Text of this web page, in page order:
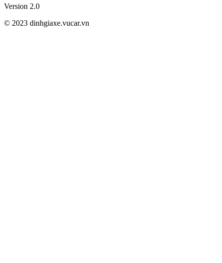
Version 2.0
© 2023 dinhgiaxe.vucar.vn